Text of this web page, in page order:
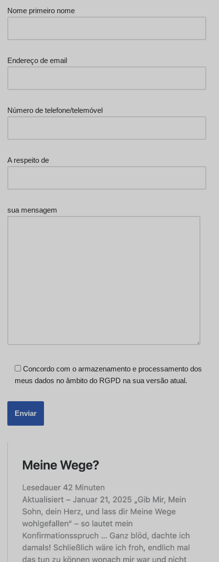
Nome primeiro nome
Endereço de email
Número de telefone/telemóvel
A respeito de
sua mensagem
Concordo com o armazenamento e processamento dos
meus dados no âmbito do RGPD na sua versão atual.
Norwegian
Swedish